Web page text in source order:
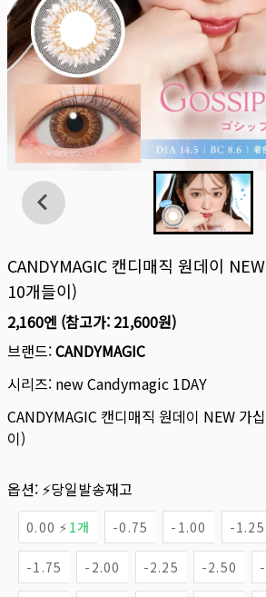
CANDYMAGIC 캔디매직 원데이
10개들이)
2,160엔 (참고가: 21,600원)
브랜드:CANDYMAGIC
시리즈: new Candymagic 1DAY
CANDYMAGIC 캔디매직 원데이 NEW 가
이)
옵션: ⚡당일발송재고
0.00 ⚡ 1개 -0.75 -1.00 -1.25
-1.75 -2.00 -2.25 -2.50